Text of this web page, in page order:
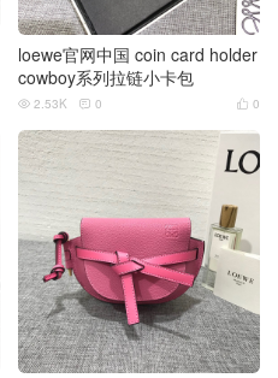
loewe官网中国 coin card holder
cowboy系列拉链小卡包
 0
 2.53K  0